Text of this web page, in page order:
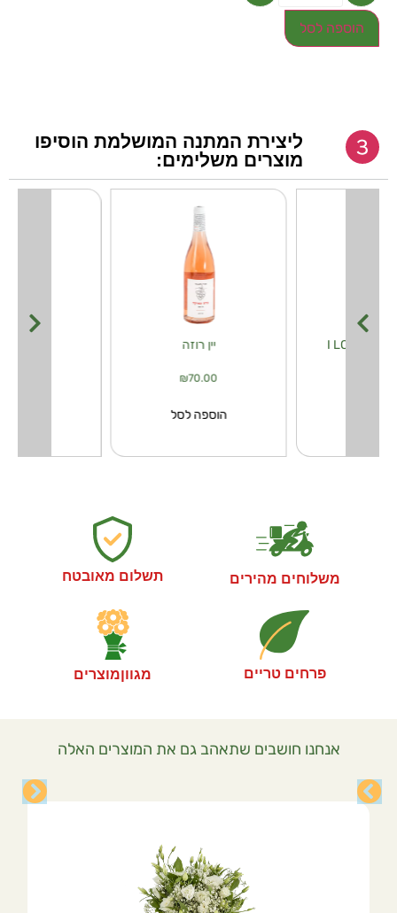
הוספה לסל
ליצירת המתנה המושלמת הוסיפו
מוצרים משלימים:
יין רוזה
₪70.00
הוספה לסל
משלוחים מהירים תשלום מאובטח
פרחים טריים מגווןמוצרים
אנחנו חושבים שתאהב גם את המוצרים האלה